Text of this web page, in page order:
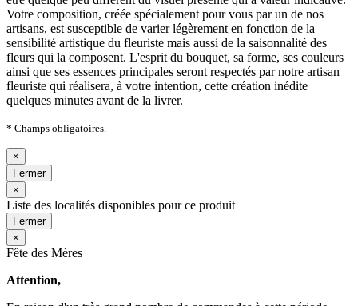
Votre composition, créée spécialement pour vous par un de nos
artisans, est susceptible de varier légèrement en fonction de la
sensibilité artistique du fleuriste mais aussi de la saisonnalité des
fleurs qui la composent. L'esprit du bouquet, sa forme, ses couleurs
ainsi que ses essences principales seront respectés par notre artisan
fleuriste qui réalisera, à votre intention, cette création inédite
quelques minutes avant de la livrer.
* Champs obligatoires.
×
Fermer
×
Liste des localités disponibles pour ce produit
Fermer
×
Fête des Mères
Attention,